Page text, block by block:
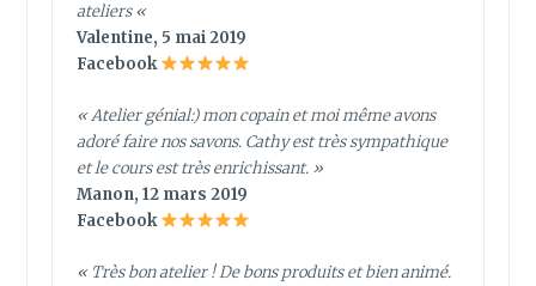
ateliers«
Valentine, 5 mai 2019
Facebook
« Atelier génial:) mon copain et moi même avons
adoré faire nos savons. Cathy est très sympathique
et le cours est très enrichissant. »
Manon, 12 mars 2019
Facebook
« Très bon atelier ! De bons produits et bien animé.